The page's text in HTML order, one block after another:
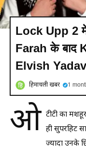
Lock Upp 2
Farah के बाद
Elvish
हिमाचली खबर 1
ओ टीटी का
ही सुपरहिट
ज्यादा उनके